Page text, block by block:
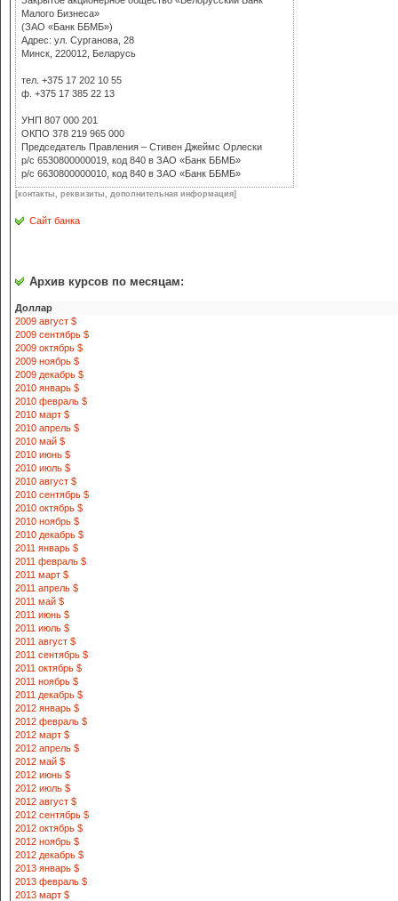
Малого Бизнеса»
(ЗАО «Банк ББМБ»)
Адрес: ул. Сурганова, 28
Минск, 220012, Беларусь
тел. +375 17 202 10 55
ф. +375 17 385 22 13
УНП 807 000 201
ОКПО 378 219 965 000
Председатель Правления – Стивен Джеймс Орлески
р/с 6530800000019, код 840 в ЗАО «Банк ББМБ»
р/с 6630800000010, код 840 в ЗАО «Банк ББМБ»
[контакты, реквизиты, дополнительная информация]
Сайт банка
Архив курсов по месяцам:
Доллар
2009 август $
2009 сентябрь $
2009 октябрь $
2009 ноябрь $
2009 декабрь $
2010 январь $
2010 февраль $
2010 март $
2010 апрель $
2010 май $
2010 июнь $
2010 июль $
2010 август $
2010 сентябрь $
2010 октябрь $
2010 ноябрь $
2010 декабрь $
2011 январь $
2011 февраль $
2011 март $
2011 апрель $
2011 май $
2011 июнь $
2011 июль $
2011 август $
2011 сентябрь $
2011 октябрь $
2011 ноябрь $
2011 декабрь $
2012 январь $
2012 февраль $
2012 март $
2012 апрель $
2012 май $
2012 июнь $
2012 июль $
2012 август $
2012 сентябрь $
2012 октябрь $
2012 ноябрь $
2012 декабрь $
2013 январь $
2013 февраль $
2013 март $